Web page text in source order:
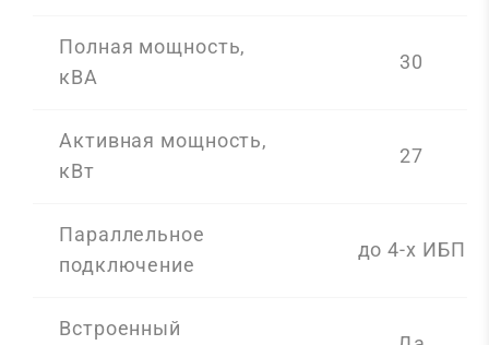
Полная мощность,
кВА
30
Активная мощность,
кВт
27
Параллельное
подключение
до 4-х ИБП
Встроенный